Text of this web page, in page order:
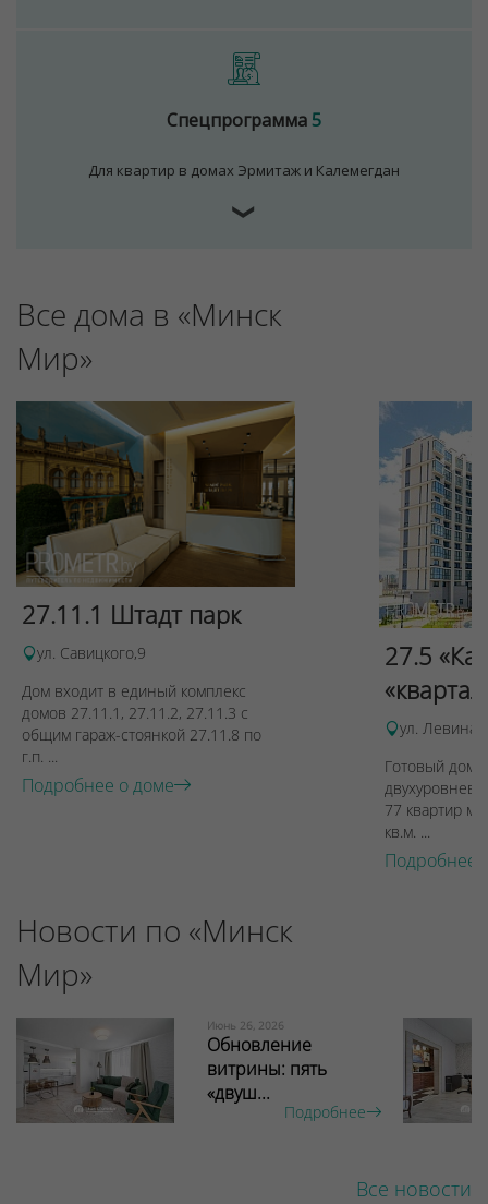
Спецпрограмма5
Для квартир в домах Эрмитаж и Калемегдан
❯
Все дома в «Минск
Мир»
27.11.1 Штадт парк
ул. Савицкого,9
Дом входит в единый комплекс
домов 27.11.1, 27.11.2, 27.11.3 с
общим гараж-стоянкой 27.11.8 по
г.п. ...
Подробнее о доме
27.5
ул. Левина,
Готовый дом
77 квартир
кв.м. ...
Подробнее
Новости по «Минск
Мир»
Июнь 26, 2026
Обновление
витрины: пять
«двуш...
Подробнее
Все новости
используются cookies